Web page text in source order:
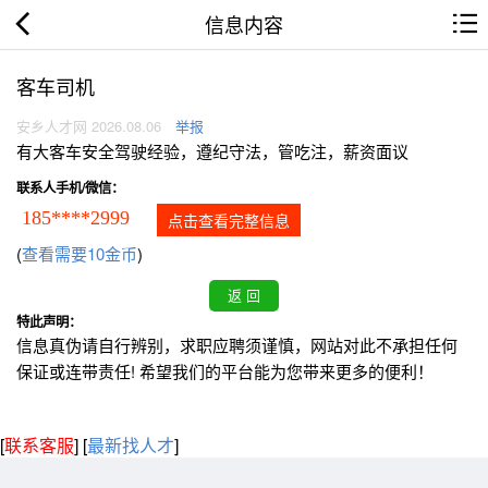
信息内容
客车司机
安乡人才网 2026.08.06 举报
有大客车安全驾驶经验，遵纪守法，管吃注，薪资面议
联系人手机/微信：
185****2999 点击查看完整信息
(查看需要10金币)
特此声明：
信息真伪请自行辨别，求职应聘须谨慎，网站对此不承担任何
保证或连带责任! 希望我们的平台能为您带来更多的便利！
[联系客服] [最新找人才]